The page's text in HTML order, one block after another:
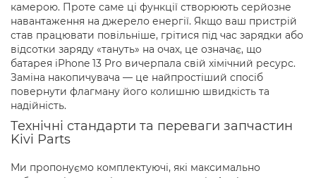
камерою. Проте саме ці функції створюють серйозне
навантаження на джерело енергії. Якщо ваш пристрій
став працювати повільніше, грітися під час зарядки або
відсотки заряду «тануть» на очах, це означає, що
батарея iPhone 13 Pro вичерпала свій хімічний ресурс.
Заміна накопичувача — це найпростіший спосіб
повернути флагману його колишню швидкість та
надійність.
Технічні стандарти та переваги запчастин
Kivi Parts
Ми пропонуємо комплектуючі, які максимально